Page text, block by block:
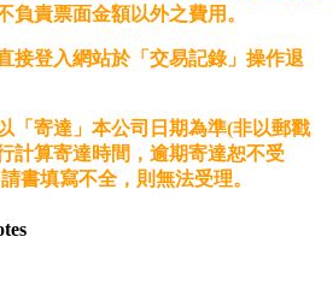
負責票面金額以外之費用。
接登入網站於「交易記錄」操作退
「寄達」本公司日期為準(非以郵戳
計算寄達時間，逾期寄達恕不受
書填寫不全，則無法受理。